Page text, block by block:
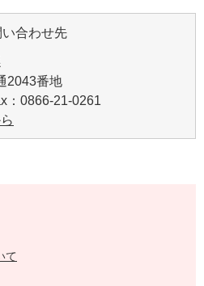
合わせ先
2043番地
：0866-21-0261
て